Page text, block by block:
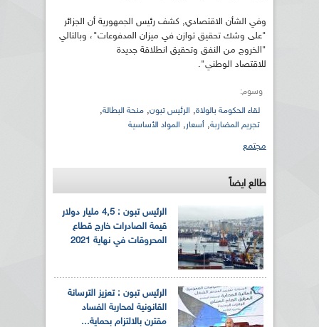
وفي الشأن الاقتصادي, كشف رئيس الجمهورية أن الجزائر
"على وشك تحقيق توازن في ميزان المدفوعات"، وبالتالي
"الخروج من النفق وتحقيق انطلاقة جديدة
للاقتصاد الوطني".
وسوم:
لقاء الحكومة بالولاة, الرئيس تبون, منحة البطالة,
تجريم المضاربة, أسعار, المواد الأساسية
مجتمع
طالع ايضاً
الرئيس تبون : 4,5 مليار دولار
قيمة الصادرات خارج قطاع
المحروقات في نهاية 2021
الرئيس تبون : تعزيز الترسانة
القانونية لمحاربة الفساد
مقترن بالالتزام بحماية...